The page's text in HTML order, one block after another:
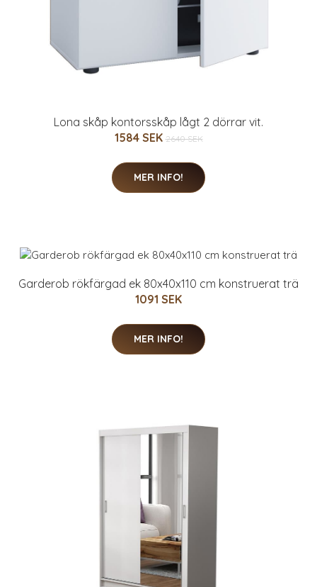
Lona skåp kontorsskåp lågt 2 dörrar vit.
1584 SEK 2640 SEK
MER INFO!
Garderob rökfärgad ek 80x40x110 cm konstruerat trä
1091 SEK
MER INFO!